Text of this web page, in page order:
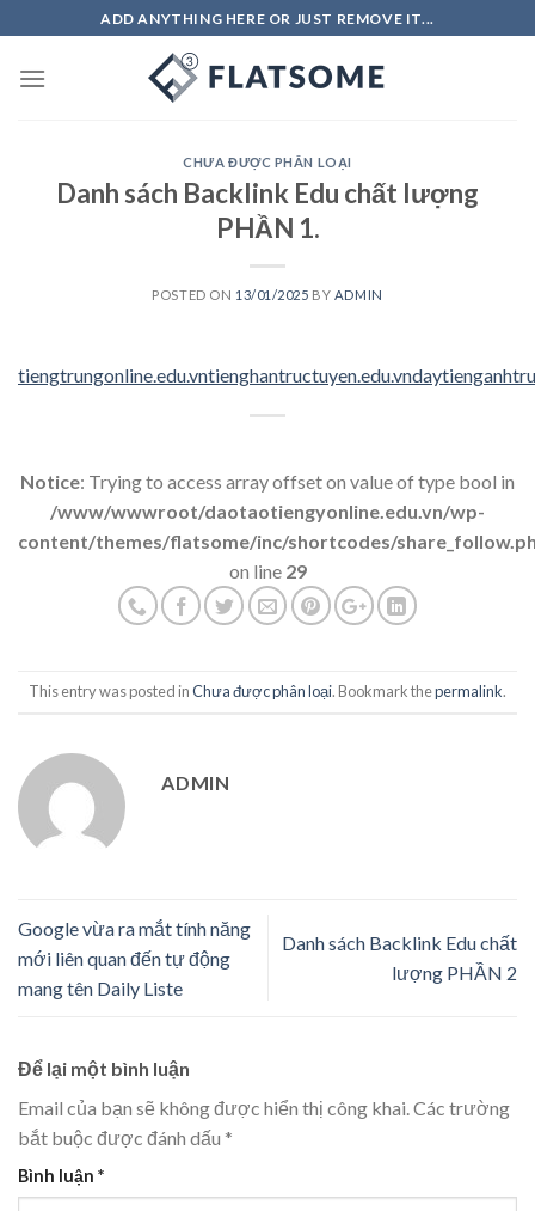
to
content
ADD ANYTHING HERE OR JUST REMOVE IT...
CHƯA ĐƯỢC PHÂN LOẠI
Danh sách Backlink Edu chất lượng
PHẦN 1.
POSTED ON 13/01/2025 BY ADMIN
tiengtrungonline.edu.vntienghantructuyen.edu.vn
Notice: Trying to access array offset on value of type bool in
/www/wwwroot/daotaotiengyonline.edu.vn/wp-
content/themes/flatsome/inc/shortcodes/
on line 29
This entry was posted inChưa được phân loại. Bookmark thepermalink.
ADMIN
Google vừa ra mắt tính năng
mới liên quan đến tự động
mang tên Daily Liste
Danh sách Backlink Edu chất
lượng PHẦN 2
Để lại một bình luận
Email của bạn sẽ không được hiển thị công khai.Các trường
bắt buộc được đánh dấu *
Bình luận *